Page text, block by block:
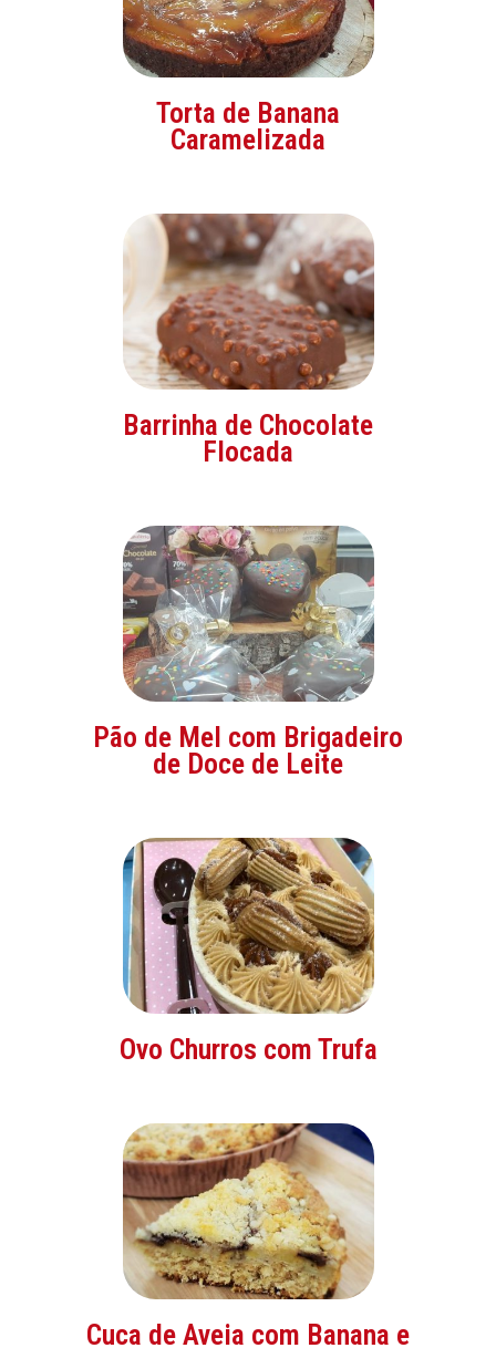
Torta de Banana
Caramelizada
Barrinha de Chocolate
Flocada
Pão de Mel com Brigadeiro
de Doce de Leite
Ovo Churros com Trufa
Cuca de Aveia com Banana e